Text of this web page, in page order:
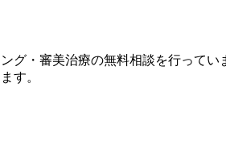
グ・審美治療の無料相談を行って
す。